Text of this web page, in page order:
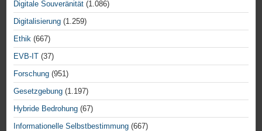
Digitale Souveränität (1.086)
Digitalisierung (1.259)
Ethik (667)
EVB-IT (37)
Forschung (951)
Gesetzgebung (1.197)
Hybride Bedrohung (67)
Informationelle Selbstbestimmung (667)